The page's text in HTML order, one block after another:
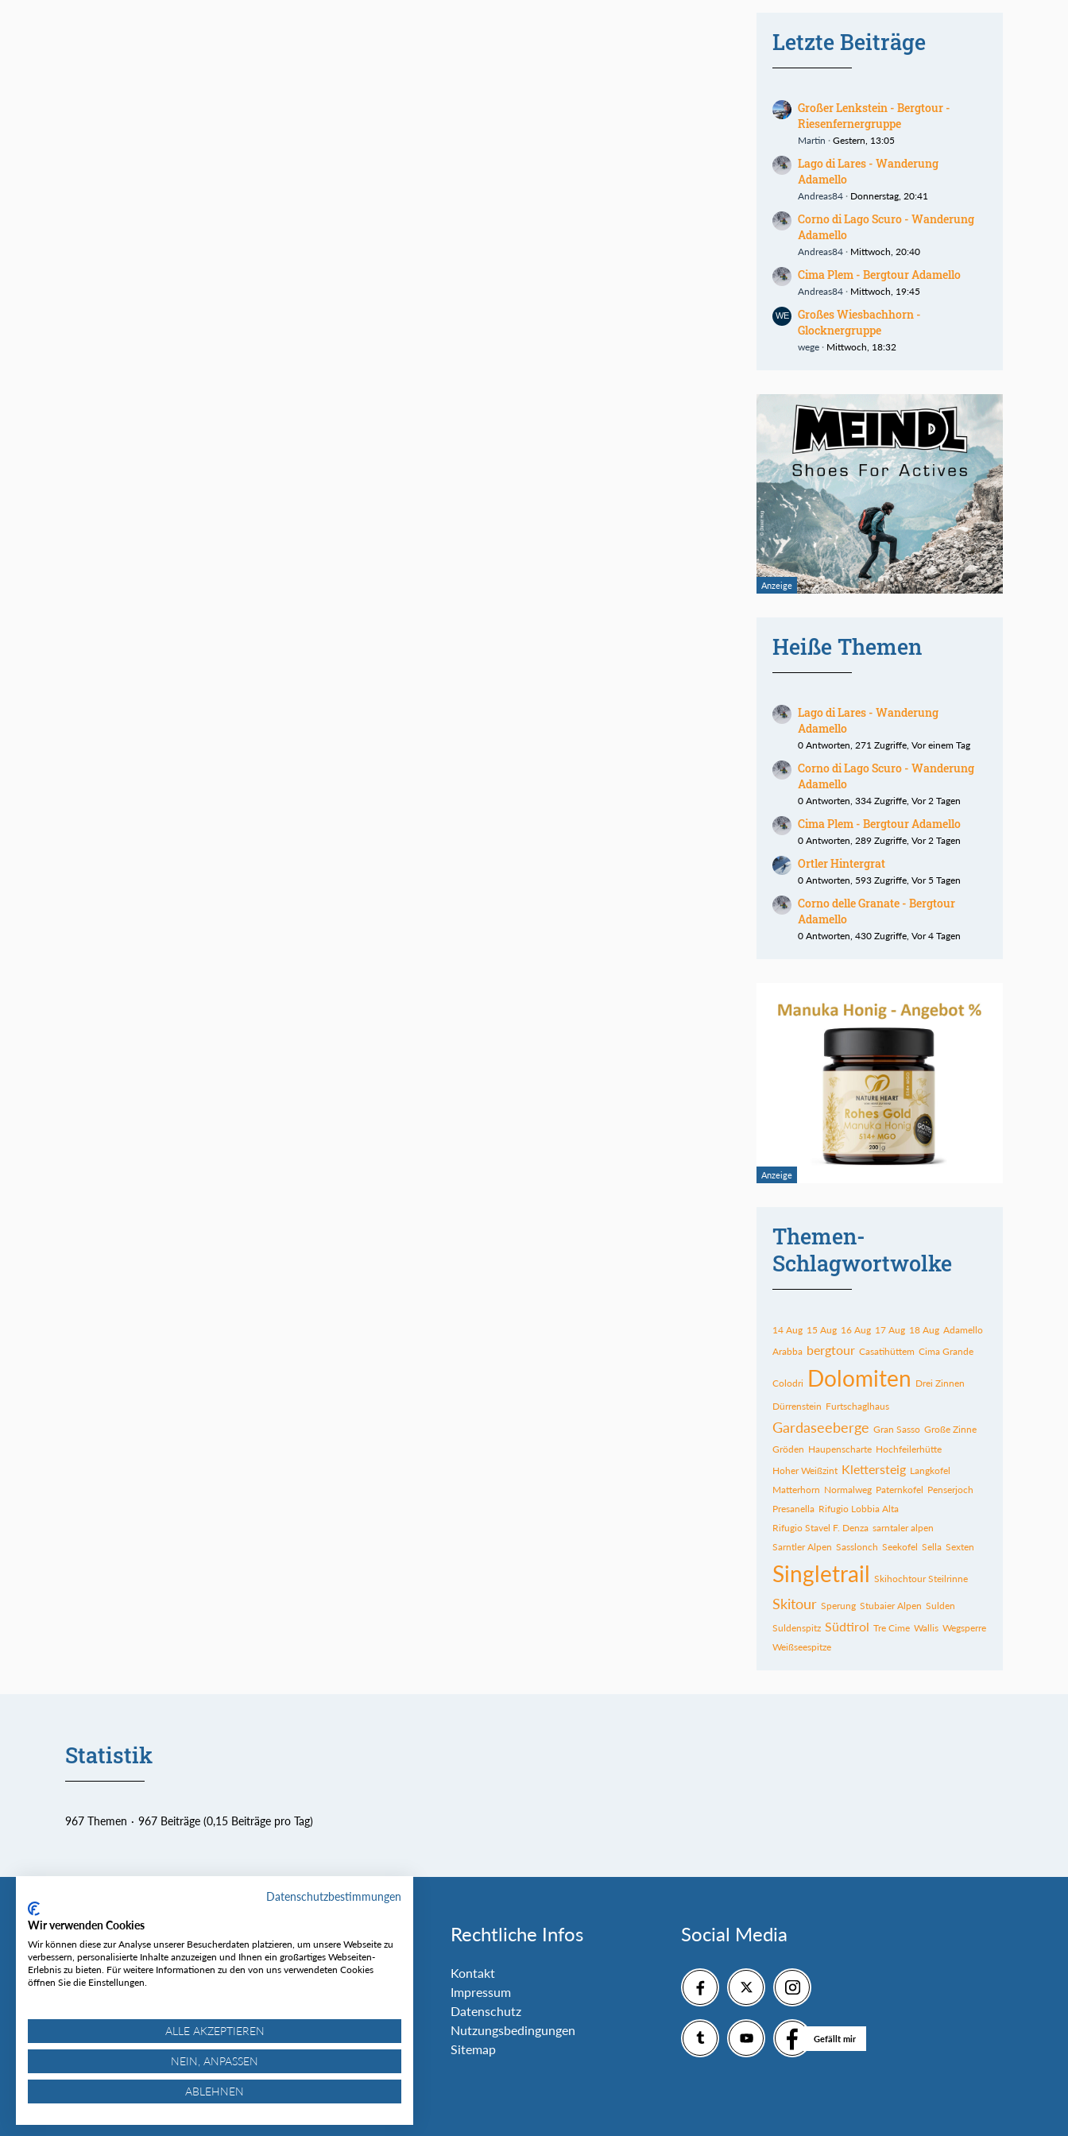
Letzte Beiträge
Großer Lenkstein - Bergtour -
Riesenfernergruppe
Martin Gestern, 13:05
Lago di Lares - Wanderung
Adamello
Andreas84 Donnerstag, 20:41
Corno di Lago Scuro - Wanderung
Adamello
Andreas84 Mittwoch, 20:40
Cima Plem - Bergtour Adamello
Andreas84 Mittwoch, 19:45
Großes Wiesbachhorn -
Glocknergruppe
wege Mittwoch, 18:32
Heiße Themen
Lago di Lares - Wanderung
Adamello
0 Antworten, 271 Zugriffe, Vor einem Tag
Corno di Lago Scuro - Wanderung
Adamello
0 Antworten, 334 Zugriffe, Vor 2 Tagen
Cima Plem - Bergtour Adamello
0 Antworten, 289 Zugriffe, Vor 2 Tagen
Ortler Hintergrat
0 Antworten, 593 Zugriffe, Vor 5 Tagen
Corno delle Granate - Bergtour
Adamello
0 Antworten, 430 Zugriffe, Vor 4 Tagen
Themen-
Schlagwortwolke
14 Aug 15 Aug 16 Aug 17 Aug 18 Aug Adamello
Arabba bergtour Casatihüttem Cima Grande
Colodri Dolomiten Drei Zinnen
Dürrenstein Furtschaglhaus
Gardaseeberge Gran Sasso Große Zinne
Gröden Haupenscharte Hochfeilerhütte
Hoher Weißzint Klettersteig Langkofel
Matterhorn Normalweg Paternkofel Penserjoch
Presanella Rifugio Lobbia Alta
Rifugio Stavel F. Denza sarntaler alpen
Sarntler Alpen Sasslonch Seekofel Sella Sexten
Singletrail Skihochtour Steilrinne
Skitour Sperung Stubaier Alpen Sulden
Suldenspitz Südtirol Tre Cime Wallis Wegsperre
Weißseespitze
Statistik
967 Themen 967 Beiträge (0,15 Beiträge pro Tag)
Tourentipp
Über uns
Wetter & Lawinenlage
Rechtliche Infos
Kontakt
Impressum
Datenschutz
Nutzungsbedingungen
Sitemap
Social Media
Gefällt mir
© Tourentipp.com 2025
Datenschutzbestimmungen
Wir verwenden Cookies
Wir können diese zur Analyse unserer Besucherdaten platzieren, um unsere Webseite zu
verbessern, personalisierte Inhalte anzuzeigen und Ihnen ein großartiges Webseiten-
Erlebnis zu bieten. Für weitere Informationen zu den von uns verwendeten Cookies
öffnen Sie die Einstellungen.
ALLE AKZEPTIEREN
NEIN, ANPASSEN
ABLEHNEN